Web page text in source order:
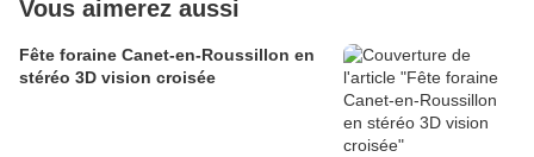
Vous aimerez aussi
Fête foraine Canet-en-Roussillon en
stéréo 3D vision croisée